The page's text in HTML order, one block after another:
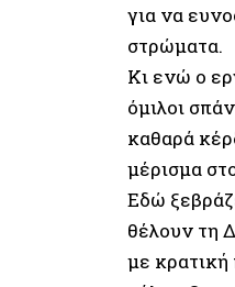
για να
στρώματα.
Κι ενώ ο
όμιλοι
καθαρά
μέρισμα
Εδώ
θέλουν τη
με κρατική